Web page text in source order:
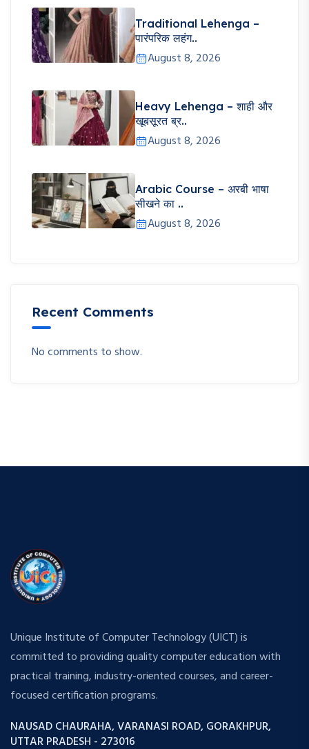
Traditional Lehenga –
पारंपरिक लहंग..
August 8, 2026
Heavy Lehenga – शाही और
खूबसूरत ब्र..
August 8, 2026
Arabic Course – अरबी भाषा
सीखने का ..
August 8, 2026
Recent Comments
No comments to show.
Unique Institute of Computer Technology (UICT) is
committed to providing quality computer education with
practical training, industry-oriented courses, and career-
focused certification programs.
NAUSAD CHAURAHA, VARANASI ROAD, GORAKHPUR,
UTTAR PRADESH - 273016